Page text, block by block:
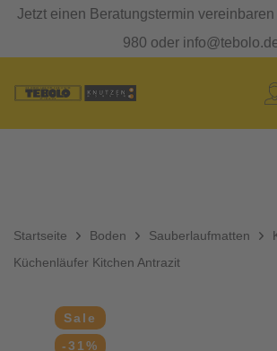
Jetzt einen Beratungstermin
980 oder
Startseite Boden Sauberlaufmatten
Küchenläufer Kitchen Antrazit
Sale
-31%